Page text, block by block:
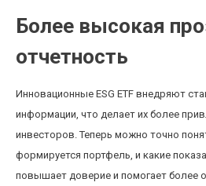
Более высокая
отчетность
Инновационные ESG ETF внедряют
информации, что делает их более
инвесторов. Теперь можно точно
формируется портфель, и какие
повышает доверие и помогает более